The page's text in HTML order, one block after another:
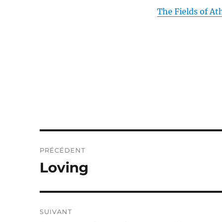
The Fields of
de
PRÉCÉDENT
Publication
Loving
SUIVANT